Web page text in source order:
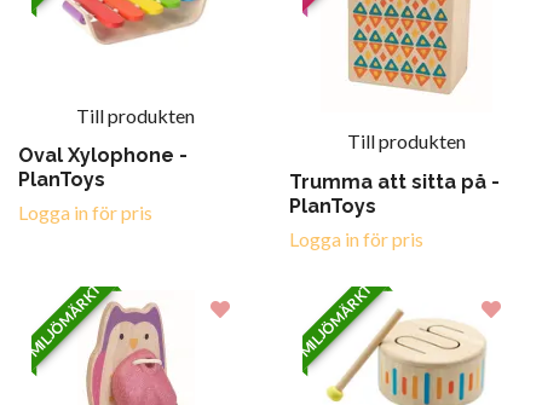
Till produkten
Oval Xylophone -
PlanToys
Logga in för pris
Till produkten
Trumma att sitta på -
PlanToys
Logga in för pris
MILJÖMÄRKT MILJÖMÄRKT